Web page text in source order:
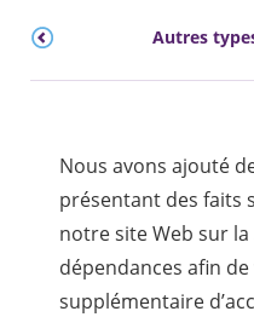
Autres
Nous avons ajouté
présentant des faits
notre site Web sur
dépendances afin
supplémentaire